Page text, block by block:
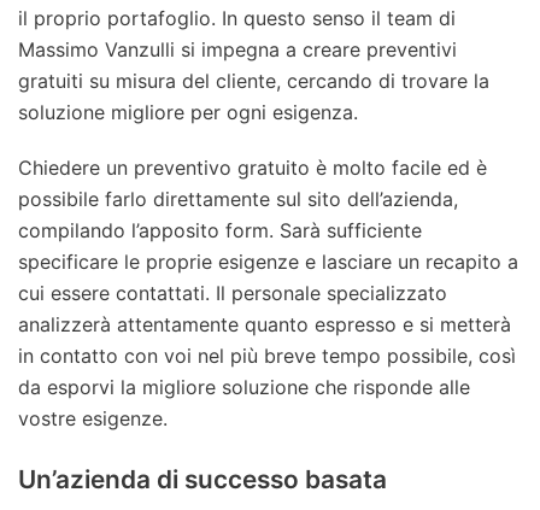
il proprio portafoglio. In questo senso il team di
Massimo Vanzulli si impegna a creare preventivi
gratuiti su misura del cliente, cercando di trovare la
soluzione migliore per ogni esigenza.
Chiedere un preventivo gratuito è molto facile ed è
possibile farlo direttamente sul sito dell’azienda,
compilando l’apposito form. Sarà sufficiente
specificare le proprie esigenze e lasciare un recapito a
cui essere contattati. Il personale specializzato
analizzerà attentamente quanto espresso e si metterà
in contatto con voi nel più breve tempo possibile, così
da esporvi la migliore soluzione che risponde alle
vostre esigenze.
Un’azienda di successo basata